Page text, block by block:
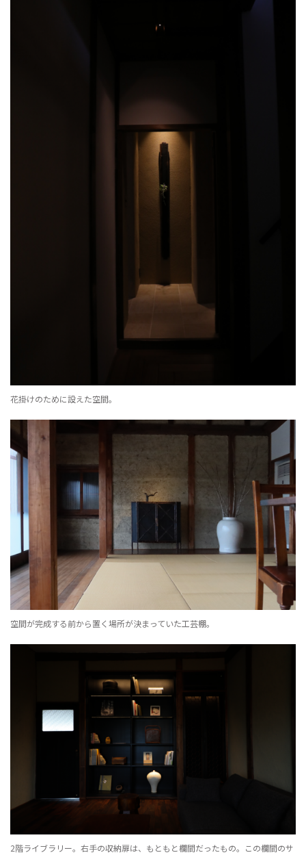
花掛けのために設えた空間。
空間が完成する前から置く場所が決まっていた工芸棚。
2階ライブラリー。右手の収納扉は、もともと欄間だったもの。この欄間のサ